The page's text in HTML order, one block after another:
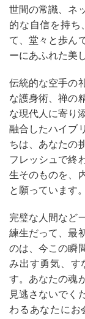
世間の常識、ネ
的な自信を持ち
て、堂々と歩ん
ーにあふれた美
伝統的な空手の
な護身術、禅の
な現代人に寄り
融合したハイブ
ちは、あなたの
フレッシュで終
生そのものを、
と願っています。
完璧な人間など
練生だって、最
のは、今この瞬
み出す勇気、す
す。あなたの魂
見逃さないでく
わるあなたにお